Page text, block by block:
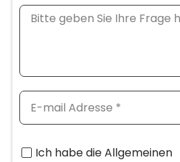
Ich habe die Allgemeinen